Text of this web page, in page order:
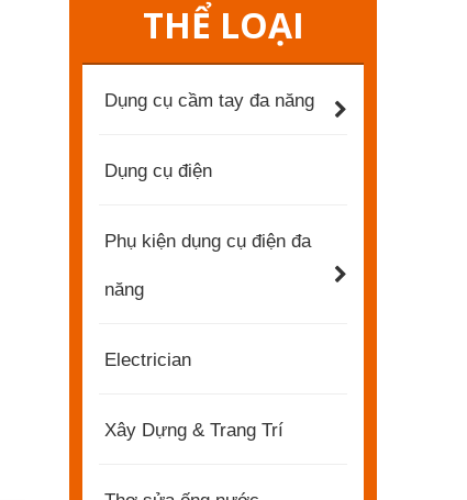
THỂ LOẠI
Dụng cụ cầm tay đa năng
Dụng cụ điện
Phụ kiện dụng cụ điện đa
năng
Electrician
Xây Dựng & Trang Trí